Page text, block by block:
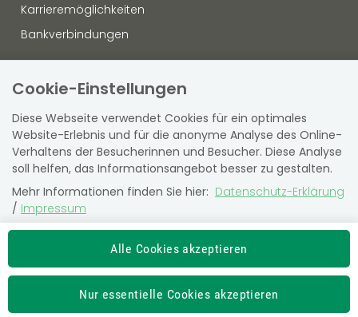
Cookie-Einstellungen
Diese Webseite verwendet Cookies für ein optimales
Website-Erlebnis und für die anonyme Analyse des Online-
Verhaltens der Besucherinnen und Besucher. Diese Analyse
soll helfen, das Informationsangebot besser zu gestalten.
Mehr Informationen finden Sie hier: Datenschutz-Erklärung
/ Impressum
Die Einstellung können Sie jederzeit auf der Seite
Datenschutz-Erklärung" ändern.
Alle Cookies akzeptieren
Nur essentielle Cookies akzeptieren
Karrieremöglichkeiten
Bankverbindungen
OFFENLEGUNG
Hinweisgebersystem
Sitemap
Virtuelle Amtstafel
SVS-Kundencenter Newsroom SV Partner